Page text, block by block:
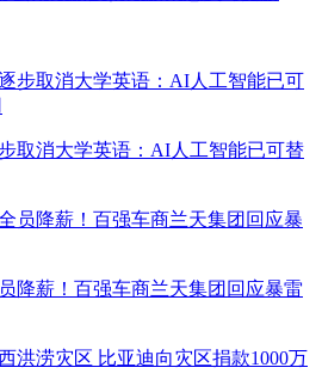
取消大学英语：AI人工智能已可替
降薪！百强车商兰天集团回应暴雷